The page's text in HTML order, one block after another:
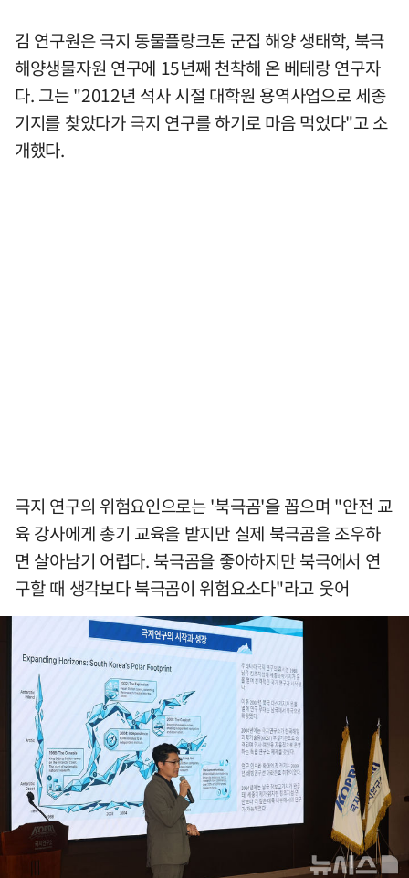
김 연구원은 극지 동물플랑크톤 군집 해양 생태학, 북극
해양생물자원 연구에 15년째 천착해 온 베테랑 연구자
다. 그는 "2012년 석사 시절 대학원 용역사업으로 세종
기지를 찾았다가 극지 연구를 하기로 마음 먹었다"고 소
개했다.
극지 연구의 위험요인으로는 '북극곰'을 꼽으며 "안전 교
육 강사에게 총기 교육을 받지만 실제 북극곰을 조우하
면 살아남기 어렵다. 북극곰을 좋아하지만 북극에서 연
구할 때 생각보다 북극곰이 위험요소다"라고 웃어